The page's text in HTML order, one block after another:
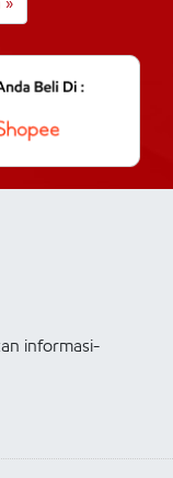
informasi-